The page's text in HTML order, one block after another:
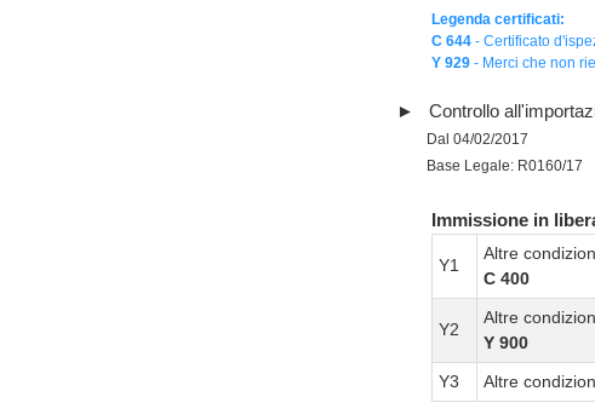
Legenda certificati:
C 644 - Certificato
Y 929 - Merci che non
Controllo
Dal 04/02/2017
Base Legale: R0160/17
Immissione in
Y1
Altre
C 400
Y2
Altre
Y 900
Y3 Altre